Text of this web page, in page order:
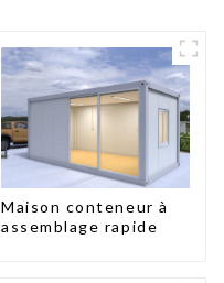
Maison conteneur à
assemblage rapide